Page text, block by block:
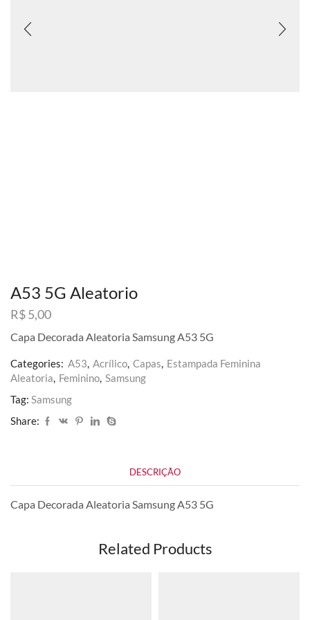
A53 5G Aleatorio
R$5,00
Capa Decorada Aleatoria Samsung A53 5G
Categories: A53, Acrílico, Capas, Estampada Feminina
Aleatoria, Feminino, Samsung
Tag: Samsung
Share:
DESCRIÇÃO
Capa Decorada Aleatoria Samsung A53 5G
Related Products